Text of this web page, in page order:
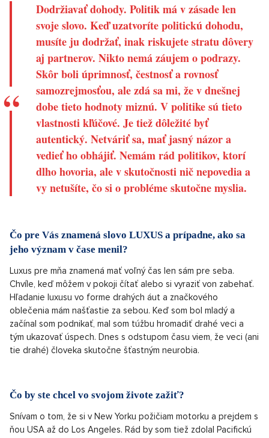
Dodržiavať dohody. Politik má v zásade len
svoje slovo. Keď uzatvoríte politickú dohodu,
musíte ju dodržať, inak riskujete stratu dôvery
aj partnerov. Nikto nemá záujem o podrazy.
Skôr boli úprimnosť, čestnosť a rovnosť
samozrejmosťou, ale zdá sa mi, že v dnešnej
dobe tieto hodnoty miznú. V politike sú tieto
vlastnosti kľúčové. Je tiež dôležité byť
autentický. Netváriť sa, mať jasný názor a
vedieť ho obhájiť. Nemám rád politikov, ktorí
dlho hovoria, ale v skutočnosti nič nepovedia a
vy netušíte, čo si o probléme skutočne myslia.
Čo pre Vás znamená slovo LUXUS a prípadne, ako sa
jeho význam v čase menil?
Luxus pre mňa znamená mať voľný čas len sám pre seba.
Chvíle, keď môžem v pokoji čítať alebo si vyraziť von zabehať.
Hľadanie luxusu vo forme drahých áut a značkového
oblečenia mám našťastie za sebou. Keď som bol mladý a
začínal som podnikať, mal som túžbu hromadiť drahé veci a
tým ukazovať úspech. Dnes s odstupom času viem, že veci (ani
tie drahé) človeka skutočne šťastným neurobia.
Čo by ste chcel vo svojom živote zažiť?
Snívam o tom, že si v New Yorku požičiam motorku a prejdem s
ňou USA až do Los Angeles. Rád by som tiež zdolal Pacifickú